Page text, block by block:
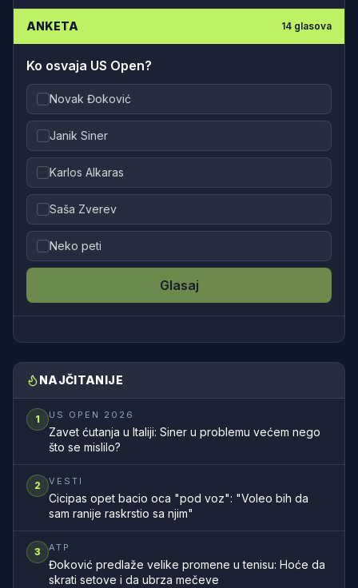
ANKETA 14 glasova
Ko osvaja US Open?
Novak Đoković
Janik Siner
Karlos Alkaras
Saša Zverev
Neko peti
Glasaj
NAJČITANIJE
1 US OPEN 2026
Zavet ćutanja u Italiji: Siner u problemu većem nego
što se mislilo?
2 VESTI
Cicipas opet bacio oca "pod voz": "Voleo bih da
sam ranije raskrstio sa njim"
3 ATP
Đoković predlaže velike promene u tenisu: Hoće da
skrati setove i da ubrza mečeve